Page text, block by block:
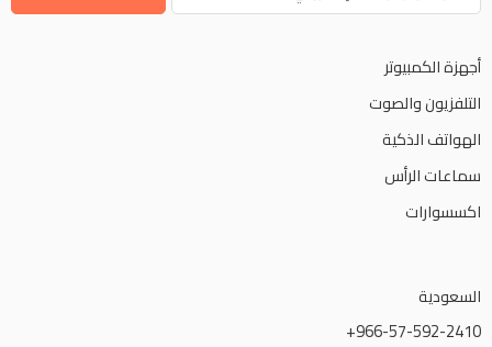
أجهزة الكمبيوتر
التلفزيون والصوت
الهواتف الذكية
سماعات الرأس
اكسسوارات
السعودية
966-57-592-2410+